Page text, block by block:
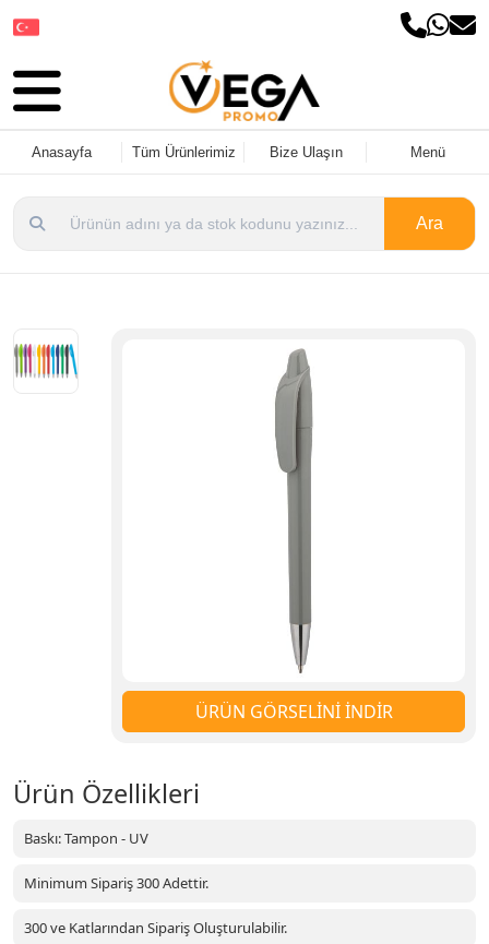
Anasayfa Tüm Ürünlerimiz Bize Ulaşın Menü
Ara
ÜRÜN GÖRSELİNİ İNDİR
Ürün Özellikleri
Baskı: Tampon - UV
Minimum Sipariş 300 Adettir.
300 ve Katlarından Sipariş Oluşturulabilir.